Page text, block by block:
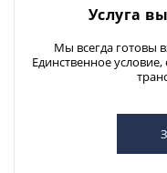
Услуга
Мы всегда готовы
Единственное